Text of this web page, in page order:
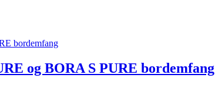
og BORA S PURE bordemfang